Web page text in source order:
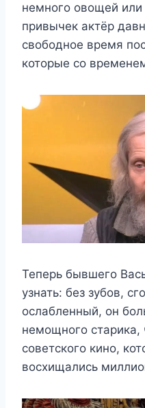
немного овощей
привычек актёр
свободное время
которые со
Теперь бывшего
узнать: без зубов,
ослабленный, он
немощного старика,
советского кино,
восхищались